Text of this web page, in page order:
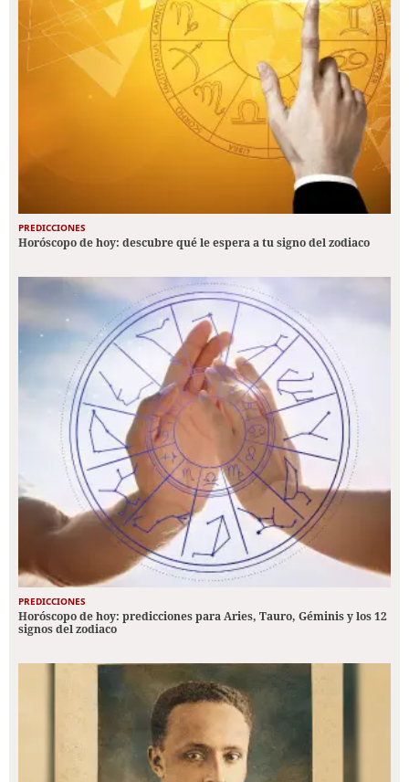
PREDICCIONES
Horóscopo de hoy: descubre qué le espera a tu signo del zodiaco
PREDICCIONES
Horóscopo de hoy: predicciones para Aries, Tauro, Géminis y los 12
signos del zodiaco